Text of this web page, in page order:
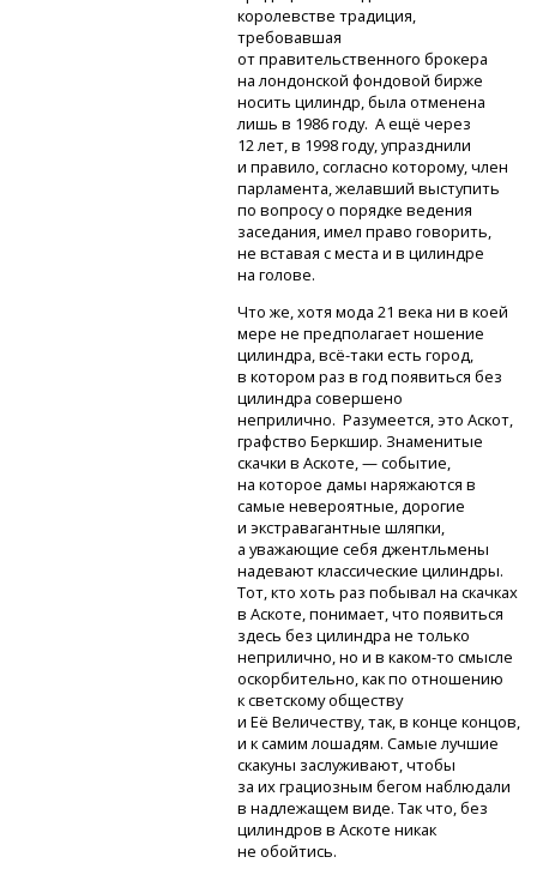
королевстве традиция,
требовавшая
от правительственного брокера
на лондонской фондовой бирже
носить цилиндр, была отменена
лишь в 1986 году. А ещё через
12 лет, в 1998 году, упразднили
и правило, согласно которому, член
парламента, желавший выступить
по вопросу о порядке ведения
заседания, имел право говорить,
не вставая с места и в цилиндре
на голове.
Что же, хотя мода 21 века ни в коей
мере не предполагает ношение
цилиндра,всё-таки есть город,
в котором раз в год появиться без
цилиндра совершено
неприлично. Разумеется, это Аскот,
графство Беркшир. Знаменитые
скачки в Аскоте, — событие,
на которое дамы наряжаются в
самые невероятные, дорогие
и экстравагантные шляпки,
а уважающие себя джентльмены
надевают классические цилиндры.
Тот, кто хоть раз побывал на скачках
в Аскоте, понимает, что появиться
здесь без цилиндра не только
неприлично,но и в каком-то смысле
оскорбительно, как по отношению
к светскому обществу
и Её Величеству, так, в конце концов,
и к самим лошадям. Самые лучшие
скакуны заслуживают, чтобы
за их грациозным бегом наблюдали
в надлежащем виде. Так что, без
цилиндров в Аскоте никак
не обойтись.